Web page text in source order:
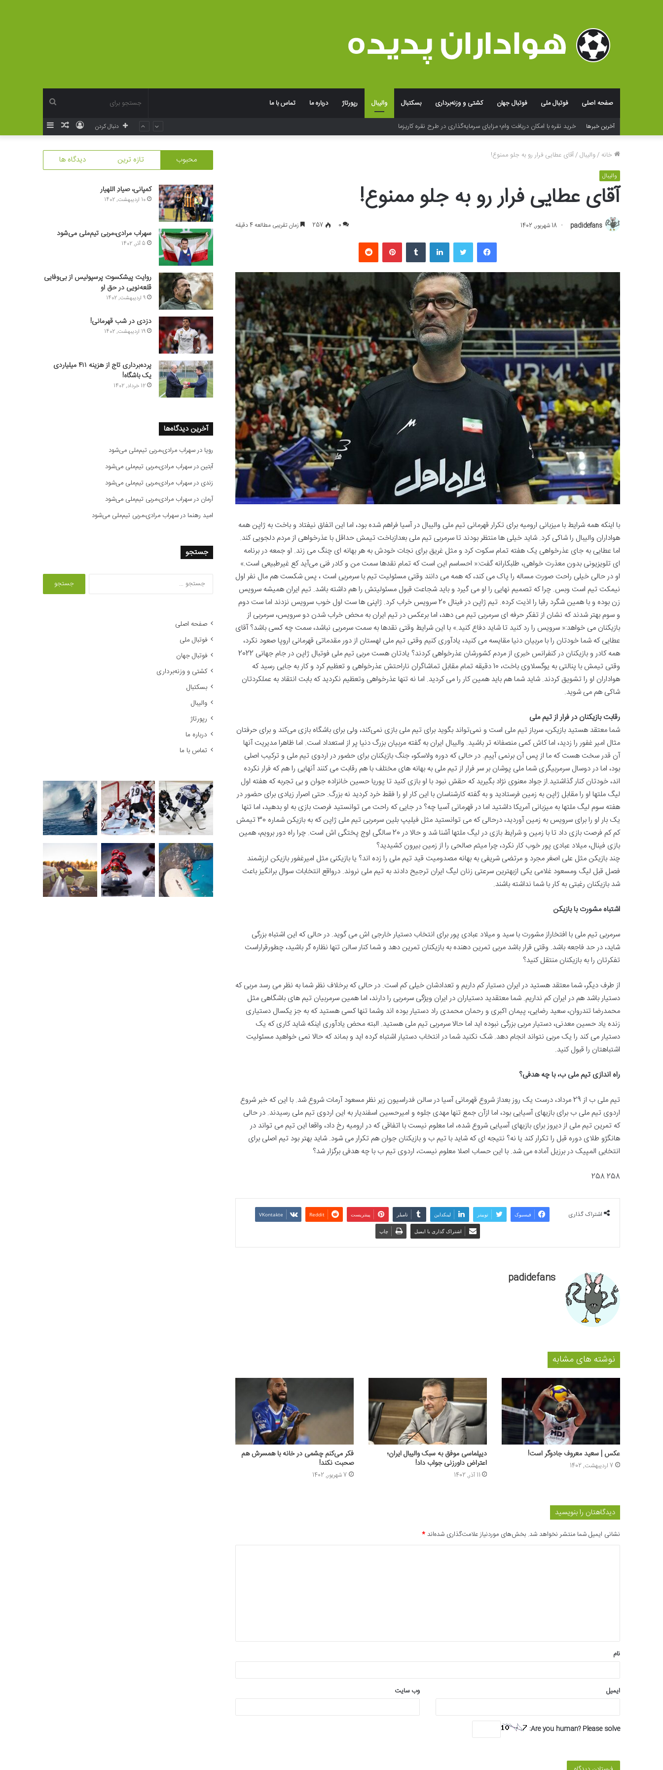
صفحه اصلی فوتبال ملی فوتبال جهان کشتی و وزنه‌برداری بسکتبال والیبال رپورتاژ درباره ما تماس با ما
برای آخرین خبرها فراتر از لوگو؛ جادوی شخصی‌سازی و بسته‌بندی در خلق تجربه به یاد ماندنی برند
نوشته
ورود دنبال کردن
خانه /والیبال/آقای عطایی فرار رو به جلو ممنوع!
والیبال
آقای عطایی فرار رو به جلو ممنوع!
padidefans 18 شهریور, 1402 0
257 زمان تقریبی مطالعه 4 دقیقه
فیسبوک لینکداین پینتریست
با اینکه همه شرایط با میزبانی ارومیه برای تکرار قهرمانی تیم ملی والیبال در آسیا فراهم شده بود، اما این اتفاق نیفتاد و باخت به ژاپن همه
هواداران والیبال را شاکی کرد. شاید خیلی ها منتظر بودند تا سرمربی تیم ملی بعدازباخت تیمش حداقل با عذرخواهی از مردم دلجویی کند.
اما عطایی به جای عذرخواهی یک هفته تمام سکوت کرد و مثل غریق برای نجات خودش به هر بهانه ای چنگ می زند. او جمعه در برنامه
ای تلویزیونی بدون معذرت خواهی، طلبکارانه گفت:« احساسم این است که تمام نقدها سمت من و کادر فنی می‌آید کع غیرطبیعی است.»
او در حالی خیلی راحت صورت مساله را پاک می کند، که همه می دانند وقتی مسئولیت تیم با سرمربی است ، پس شکست هم مال نفر اول
نیمکت تیم است وبس. چرا که تصمیم نهایی را او می گیرد و باید شجاعت قبول مسئولیتش را هم داشته باشد. تیم ایران همیشه سرویس
زن بوده و با همین شگرد رقبا را اذیت کرده. تیم ژاپن در فینال 20 سرویس خراب کرد. ژاپنی ها ست اول خوب سرویس نزدند اما ست دوم
و سوم بهتر شدند که نشان از تفکر حرفه ای سرمربی تیم می دهد، اما برعکس در تیم ایران به محض خراب شدن دو سرویس، سرمربی از
بازیکنان می خواهد:« سرویس را رد کنید تا شاید دفاع کنید.» با این شرایط وقتی نقدها به سمت سرمربی نباشد، سمت چه کسی باشد؟ آقای
عطایی که شما خودتان را با مربیان دنیا مقایسه می کنید، یادآوری کنیم وقتی تیم ملی لهستان از دور مقدماتی قهرمانی اروپا صعود نکرد،
همه کادر و بازیکنان در کنفرانس خبری از مردم کشورشان عذرخواهی کردند؟ یادتان هست مربی تیم ملی فوتبال ژاپن در جام جهانی 2022
وقتی تیمش با پنالتی به یوگسلاوی باخت، 10 دقیقه تمام مقابل تماشاگران ناراحتش عذرخواهی و تعظیم کرد و کار به جایی رسید که
هواداران او را تشویق کردند. شاید شما هم باید همین کار را می کردید. اما نه تنها عذرخواهی وتعظیم نکردید که بابت انتقاد به عملکردتان
شاکی هم می شوید.
رقابت بازیکنان در فرار از تیم ملی
شما معتقد هستید بازیکن، سرباز تیم ملی است و نمی‌تواند بگوید برای تیم ملی بازی نمی‌کند، ولی برای باشگاه بازی می‌کند و برای حرفتان
مثال امیر غفور را زدید، اما کاش کمی منصفانه تر باشید. والیبال ایران به گفته مربیان بزرگ دنیا پر از استعداد است. اما ظاهرا مدیریت آنها
آن قدر سخت هست که ما از پس آن برنمی آییم. در حالی که دوره ولاسکو، جنگ بازیکنان برای حضور در اردوی تیم ملی و ترکیب اصلی
بود، اما در دوسال سرمربیگری شما ملی پوشان بر سر فرار از تیم ملی به بهانه های مختلف با هم رقابت می کنند آنهایی را هم که فرار نکرده
اند، خودتان کنار گذاشتید.از جواد معنوی نژاد بگیرید که حقش نبود با او بازی کنید تا پوریا حسین خانزاده جوان و بی تجربه که هفته اول
لیگ ملتها او را مقابل ژاپن به زمین فرستادید و به گفته کارشناسان با این کار او را فقط خرد کردید نه بزرگ. حتی اصرار زیادی برای حضور در
هفته سوم لیگ ملتها به میزبانی آمریکا داشتید اما در قهرمانی آسیا چه؟ در جایی که راحت می توانستید فرصت بازی به او بدهید، اما تنها
یک بار او را برای سرویس به زمین آوردید، درحالی که می توانستید مثل فیلیپ بلین سرمربی تیم ملی ژاپن که به بازیکن شماره 30 تیمش
کم کم فرصت بازی داد تا با زمین و شرایط بازی در لیگ ملتها آشنا شد و حالا در 20 سالگی اوج پختگی اش است. چرا راه دور برویم، همین
بازی فینال، میلاد عبادی پور خوب کار نکرد، چرا میثم صالحی را از زمین بیرون کشیدید؟
چند بازیکن مثل علی اصغر مجرد و مرتضی شریفی به بهانه مصدومیت قید تیم ملی را زده اند؟ یا بازیکنی مثل امیرغفور بازیکن ارزشمند
فصل قبل لیگ ومسعود غلامی یکی ازبهترین سرعتی زنان لیگ ایران ترجیح دادند به تیم ملی نروند. درواقع انتخابات سوال برانگیز باعث
شد بازیکنان رغبتی به کار با شما نداشته باشند.
اشتباه مشورت با بازیکن
سرمربی تیم ملی با افتخاراز مشورت با سید و میلاد عبادی پور برای انتخاب دستیار خارجی اش می گوید. در حالی که این اشتباه بزرگی
شاید، در حد فاجعه باشد. وقتی قرار باشد مربی تمرین دهنده به بازیکنان تمرین دهد و شما کنار سالن تنها نظاره گر باشید، چطورقراراست
تفکرتان را به بازیکنان منتقل کنید؟
از طرف دیگر، شما معتقد هستید در ایران دستیار کم داریم و تعدادشان خیلی کم است. در حالی که برخلاف نظر شما به نظر می رسد مربی که
دستیار باشد هم در ایران کم نداریم. شما معتقدید دستیاران در ایران ویژگی سرمربی را دارند، اما همین سرمربیان تیم های باشگاهی مثل
محمدرضا تندروان، سعید رضایی، پیمان اکبری و رحمان محمدی راد دستیار بوده اند وشما تنها کسی هستید که به جز یکسال دستیاری
زنده یاد حسین معدنی، دستیار مربی بزرگی نبوده اید اما حالا سرمربی تیم ملی هستید. البته محض یادآوری اینکه شاید کاری که یک
دستیار می کند را یک مربی نتواند انجام دهد. شک نکنید شما در انتخاب دستیار اشتباه کرده اید و بماند که حالا نمی خواهید مسئولیت
اشتباهتان را قبول کنید.
راه اندازی تیم ملی ب، با چه هدفی؟
تیم ملی ب از 29 مرداد، درست یک روز بعداز شروع قهرمانی آسیا در سالن فدراسیون زیر نظر مسعود آرمات شروع شد. با این که خبر شروع
اردوی تیم ملی ب برای بازیهای آسیایی بود، اما ازآن جمع تنها مهدی جلوه و امیرحسین اسفندیار به این اردوی تیم ملی رسیدند. در حالی
که تمرین تیم ملی از دیروز برای بازیهای آسیایی شروع شده، اما معلوم نیست با اتفاقی که در ارومیه رخ داد، واقعا این تیم می تواند در
هانگژو طلای دوره قبل را تکرار کند یا نه؟ نتیجه ای که شاید با تیم ب و بازیکنان جوان هم تکرار می شود. شاید بهتر بود تیم اصلی برای
انتخابی المپیک در برزیل آماده می شد. با این حساب اصلا معلوم نیست، اردوی تیم ب با چه هدفی برگزار شد؟
258 258
اشتراک گذاری فیسبوک توییتر لینکداین تامبلر پینتریست Reddit
VKontakte
اشتراک گذاری با ایمیل چاپ
padidefans
نوشته های مشابه
عکس | سعید معروف جادوگر است!
7 اردیبهشت, 1402
دیپلماسی موفق به سبک والیبال ایران؛
اعتراض داورزنی جواب داد!
11 آذر, 1402
فکر می‌کنم چشمی در خانه با همسرش هم
صحبت نکند!
7 شهریور, 1402
دیدگاهتان را بنویسید
نشانی ایمیل شما منتشر نخواهد شد. بخش‌های موردنیاز علامت‌گذاری شده‌اند*
*
نام
ایمیل وب‌ سایت
Are you human? Please solve:
محبوب تازه ترین دیدگاه ها
کمپانی، صیادِ اللهیار
10 اردیبهشت, 1402
سهراب مرادی،مربی تیم‌ملی می‌شود
5 آذر, 1402
روایت پیشکسوت پرسپولیس از بی‌وفایی
قلعه‌نویی در حق او
9 اردیبهشت, 1402
دزدی در شب قهرمانی!
19 اردیبهشت, 1402
پرده‌برداری تاج از هزینه ۴۱۱ میلیاردی
یک باشگاه!
12 خرداد, 1402
آخرین دیدگاه‌ها
رویا درسهراب مرادی،مربی تیم‌ملی می‌شود
آبتیندرسهراب مرادی،مربی تیم‌ملی می‌شود
زندی درسهراب مرادی،مربی تیم‌ملی می‌شود
آرمان درسهراب مرادی،مربی تیم‌ملی می‌شود
امید رهنما درسهراب مرادی،مربی تیم‌ملی می‌شود
جستجو
صفحه اصلی
فوتبال ملی
فوتبال جهان
کشتی و وزنه‌برداری
بسکتبال
والیبال
رپورتاژ
درباره ما
تماس با ما